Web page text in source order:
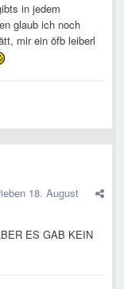
in jedem
glaub ich noch
mir ein öfb leiberl
18. August
ES GAB KEIN